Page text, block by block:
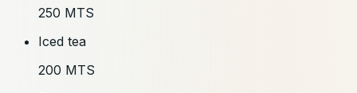
250 MTS
Iced tea
200 MTS